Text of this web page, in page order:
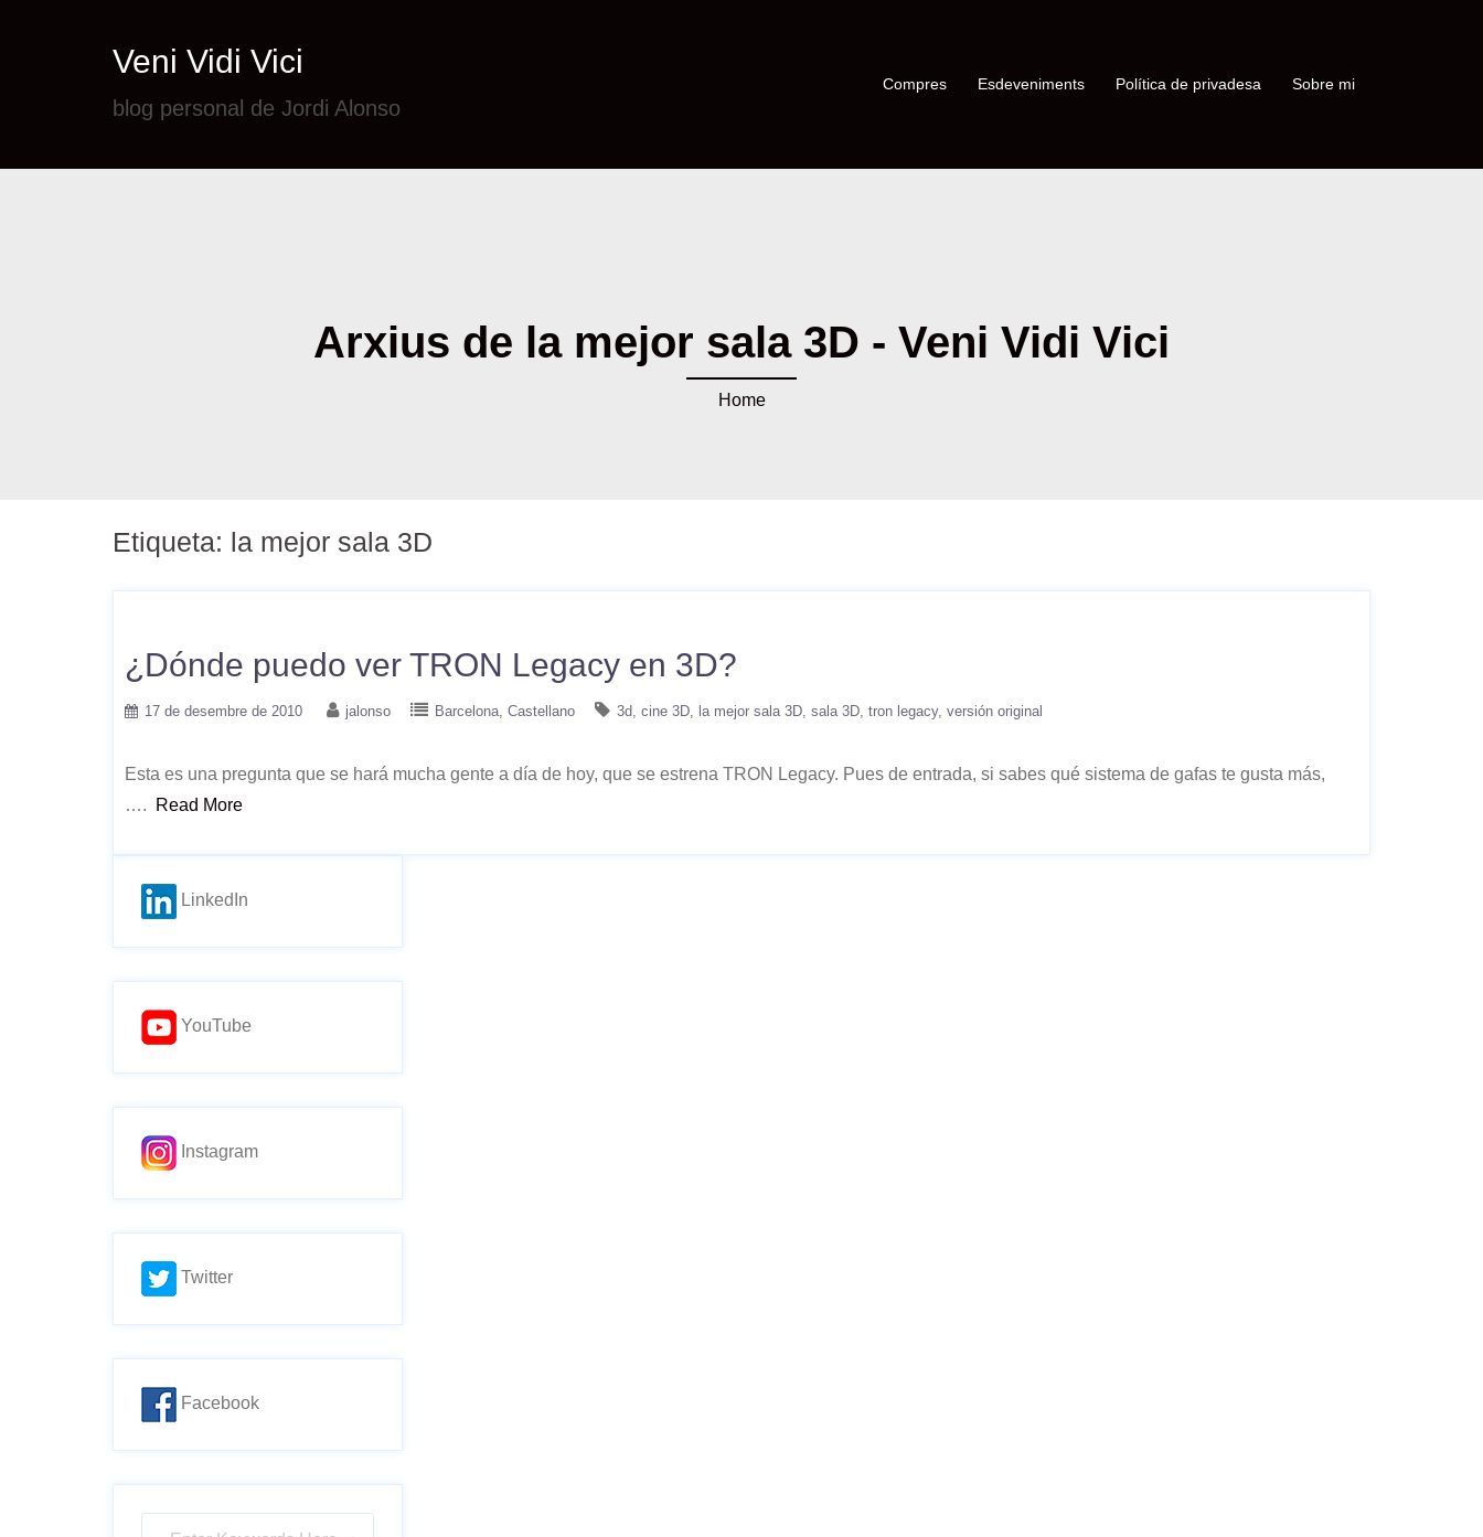
Veni Vidi Vici
blog personal de Jordi Alonso
Compres Esdeveniments Política de privadesa Sobre mi
Arxius de la mejor sala 3D - Veni Vidi Vici
Home
Etiqueta: la mejor sala 3D
¿Dónde puedo ver TRON Legacy en 3D?
17 de desembre de 2010 jalonso Barcelona Castellano 3d cine 3D la mejor sala 3D sala 3D tron legacy versión original
Esta es una pregunta que se hará mucha gente a día de hoy, que se estrena TRON Legacy. Pues de entrada, si sabes qué sistema de gafas te gusta más,
….
Read More
LinkedIn
YouTube
Instagram
Twitter
Facebook